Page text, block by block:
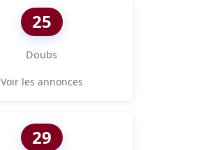
25
Doubs
Voir les annonces
29